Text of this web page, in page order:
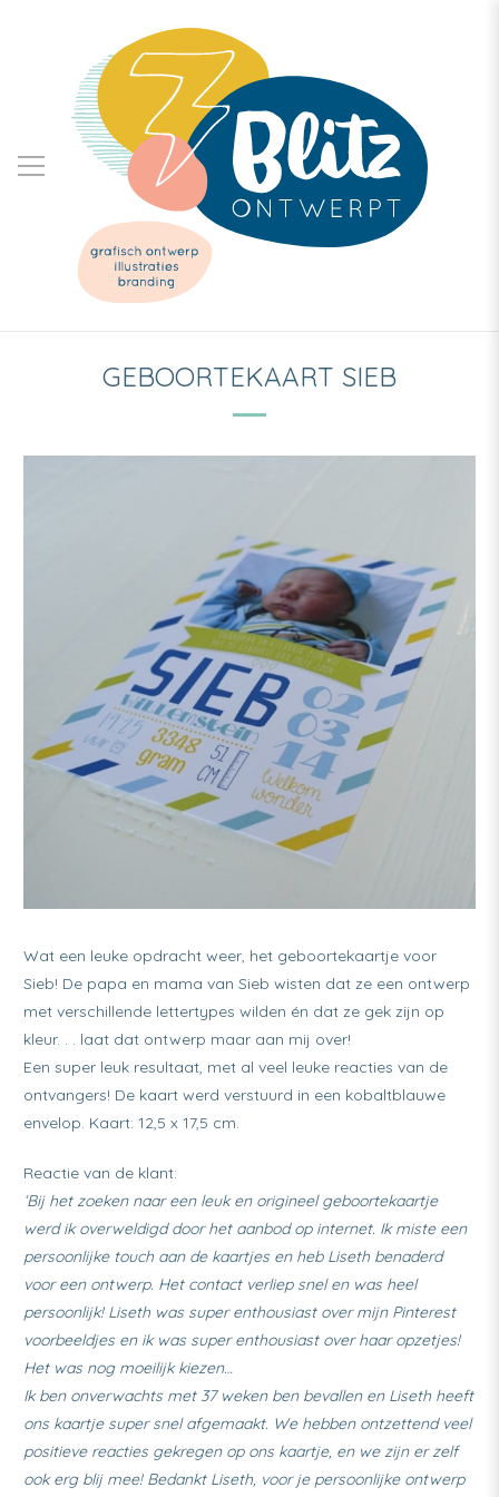
GEBOORTEKAART SIEB
Wat een leuke opdracht weer, het geboortekaartje voor
Sieb! De papa en mama van Sieb wisten dat ze een ontwerp
met verschillende lettertypes wilden én dat ze gek zijn op
kleur. . . laat dat ontwerp maar aan mij over!
Een super leuk resultaat, met al veel leuke reacties van de
ontvangers! De kaart werd verstuurd in een kobaltblauwe
envelop. Kaart: 12,5 x 17,5 cm.
Reactie van de klant:
‘Bij het zoeken naar een leuk en origineel geboortekaartje
werd ik overweldigd door het aanbod op internet. Ik miste een
persoonlijke touch aan de kaartjes en heb Liseth benaderd
voor een ontwerp. Het contact verliep snel en was heel
persoonlijk! Liseth was super enthousiast over mijn Pinterest
voorbeeldjes en ik was super enthousiast over haar opzetjes!
Het was nog moeilijk kiezen…
Ik ben onverwachts met 37 weken ben bevallen en Liseth heeft
ons kaartje super snel afgemaakt. We hebben ontzettend veel
positieve reacties gekregen op ons kaartje, en we zijn er zelf
ook erg blij mee! Bedankt Liseth, voor je persoonlijke ontwerp